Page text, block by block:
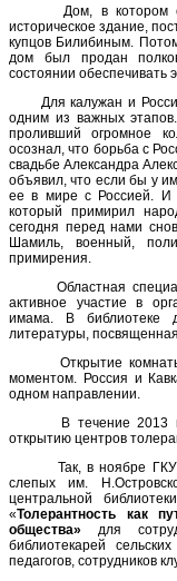
Дом, в котором
историческое здание,
купцов Билибиным.
дом был продан
состоянии обеспечивать
Для калужан и
одним из важных
проливший огромное
осознал, что борьба с
свадьбе Александра
объявил, что если бы у
ее в мире с Россией. И
который примирил
сегодня перед нами
Шамиль, военный,
примирения.
Областная
активное участие в
имама. В библиотеке
литературы,
Открытие комнаты
моментом. Россия и
одном направлении.
В течение 2013
открытию центров
Так, в ноябре ГКУК
слепых им.
центральной
«Толерантность как
общества» для
библиотекарей
педагогов, сотрудников